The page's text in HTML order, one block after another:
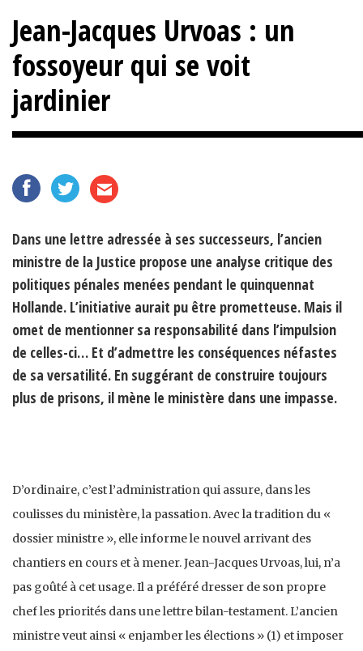
Jean-Jacques Urvoas : un
fossoyeur qui se voit
jardinier
Dans une lettre adressée à ses successeurs, l’ancien
ministre de la Justice propose une analyse critique des
politiques pénales menées pendant le quinquennat
Hollande. L’initiative aurait pu être prometteuse. Mais il
omet de mentionner sa responsabilité dans l’impulsion
de celles-ci… Et d’admettre les conséquences néfastes
de sa versatilité. En suggérant de construire toujours
plus de prisons, il mène le ministère dans une impasse.
D’ordinaire, c’est l’administration qui assure, dans les
coulisses du ministère, la passation. Avec la tradition du «
dossier ministre », elle informe le nouvel arrivant des
chantiers en cours et à mener. Jean-Jacques Urvoas, lui, n’a
pas goûté à cet usage. Il a préféré dresser de son propre
chef les priorités dans une lettre bilan-testament. L’ancien
ministre veut ainsi « enjamber les élections » (1) et imposer